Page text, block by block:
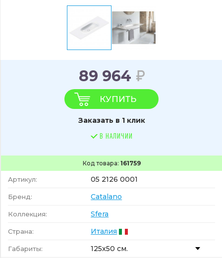
Код товара: 161759
Артикул: 05 2126 0001
Бренд: Catalano
Коллекция: Sfera
Страна: Италия
Габариты: 125x50 см.
89 964
КУПИТЬ
Заказать в 1 клик
В НАЛИЧИИ